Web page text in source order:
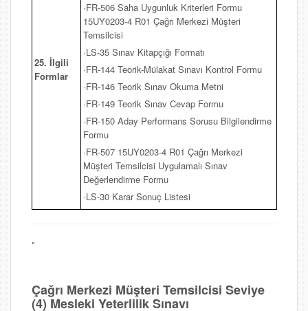
25. İlgili
Formlar
·FR-506 Saha Uygunluk Kriterleri Formu
15UY0203-4 R01 Çağrı Merkezi Müşteri
Temsilcisi
·LS-35 Sınav Kitapçığı Formatı
·FR-144 Teorik-Mülakat Sınavı Kontrol Formu
·FR-146 Teorik Sınav Okuma Metni
·FR-149 Teorik Sınav Cevap Formu
·FR-150 Aday Performans Sorusu Bilgilendirme
Formu
·FR-507 15UY0203-4 R01 Çağrı Merkezi
Müşteri Temsilcisi Uygulamalı Sınav
Değerlendirme Formu
·LS-30 Karar Sonuç Listesi
"
Çağrı Merkezi Müşteri Temsilcisi Seviye
(4) Mesleki Yeterlilik Sınavı